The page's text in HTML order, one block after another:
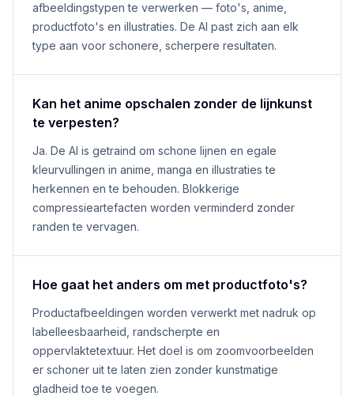
afbeeldingstypen te verwerken — foto's, anime,
productfoto's en illustraties. De AI past zich aan elk
type aan voor schonere, scherpere resultaten.
Kan het anime opschalen zonder de lijnkunst
te verpesten?
Ja. De AI is getraind om schone lijnen en egale
kleurvullingen in anime, manga en illustraties te
herkennen en te behouden. Blokkerige
compressieartefacten worden verminderd zonder
randen te vervagen.
Hoe gaat het anders om met productfoto's?
Productafbeeldingen worden verwerkt met nadruk op
labelleesbaarheid, randscherpte en
oppervlaktetextuur. Het doel is om zoomvoorbeelden
er schoner uit te laten zien zonder kunstmatige
gladheid toe te voegen.